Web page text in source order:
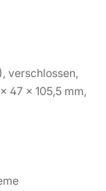
verschlossen,
47 x 105,5 mm,